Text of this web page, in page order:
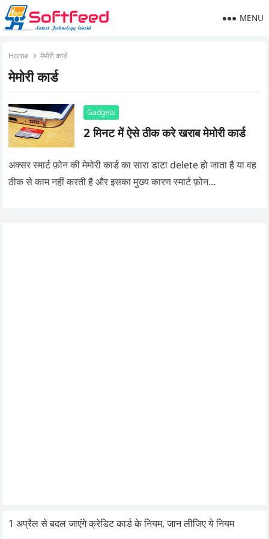
MENU
Home मेमोरी कार्ड
मेमोरी कार्ड
Gadgets
2 मिनट में ऐसे ठीक करे खराब मेमोरी कार्ड
अक्सर स्मार्ट फ़ोन की मेमोरी कार्ड का सारा डाटा delete हो जाता है या वह
ठीक से काम नहीं करती है और इसका मुख्य कारण स्मार्ट फ़ोन…
1 अप्रैल से बदल जाएंगे क्रेडिट कार्ड के नियम, जान लीजिए ये नियम